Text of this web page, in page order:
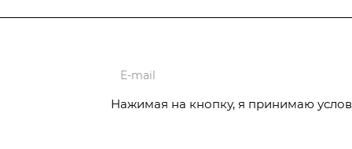
Нажимая на кнопку, я принимаю